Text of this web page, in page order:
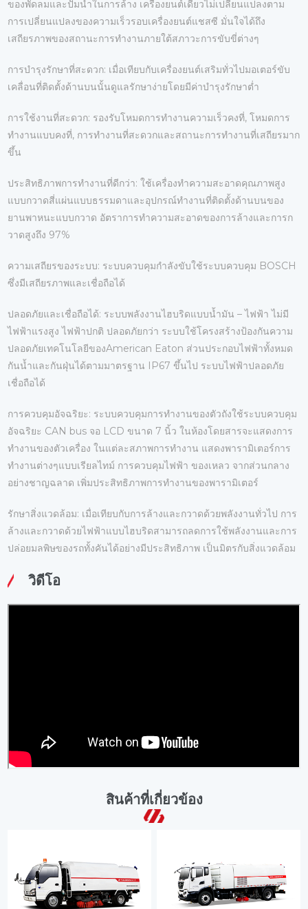
ของพัดลมและปั๊มน้ำในการล้าง เครื่องยนต์เดี่ยวไม่เปลี่ยนแปลงตาม
การเปลี่ยนแปลงของความเร็วรอบเครื่องยนต์แชสซี มั่นใจได้ถึง
เสถียรภาพของสถานะการทำงานภายใต้สภาวะการขับขี่ต่างๆ
การบำรุงรักษาที่สะดวก: เมื่อเทียบกับเครื่องยนต์เสริมทั่วไปมอเตอร์ขับ
เคลื่อนที่ติดตั้งด้านบนนั้นดูแลรักษาง่ายโดยมีค่าบำรุงรักษาต่ำ
การใช้งานที่สะดวก: รองรับโหมดการทำงานความเร็วคงที่, โหมดการ
ทำงานแบบคงที่, การทำงานที่สะดวกและสถานะการทำงานที่เสถียรมาก
ขึ้น
ประสิทธิภาพการทำงานที่ดีกว่า: ใช้เครื่องทำความสะอาดคุณภาพสูง
แบบกวาดสี่แผ่นแบบธรรมดาและอุปกรณ์ทำงานที่ติดตั้งด้านบนของ
ยานพาหนะแบบกวาด อัตราการทำความสะอาดของการล้างและการก
วาดสูงถึง 97%
ความเสถียรของระบบ: ระบบควบคุมกำลังขับใช้ระบบควบคุม BOSCH
ซึ่งมีเสถียรภาพและเชื่อถือได้
ปลอดภัยและเชื่อถือได้: ระบบพลังงานไฮบริดแบบน้ำมัน – ไฟฟ้า ไม่มี
ไฟฟ้าแรงสูง ไฟฟ้าปกติ ปลอดภัยกว่า ระบบใช้โครงสร้างป้องกันความ
ปลอดภัยเทคโนโลยีของAmerican Eaton ส่วนประกอบไฟฟ้าทั้งหมด
กันน้ำและกันฝุ่นได้ตามมาตรฐาน IP67 ขึ้นไป ระบบไฟฟ้าปลอดภัย
เชื่อถือได้
การควบคุมอัจฉริยะ: ระบบควบคุมการทำงานของตัวถังใช้ระบบควบคุม
อัจฉริยะ CAN bus จอ LCD ขนาด 7 นิ้ว ในห้องโดยสารจะแสดงการ
ทำงานของตัวเครื่อง ในแต่ละสภาพการทำงาน แสดงพารามิเตอร์การ
ทำงานต่างๆแบบเรียลไทม์ การควบคุมไฟฟ้า ของเหลว จากส่วนกลาง
อย่างชาญฉลาด เพิ่มประสิทธิภาพการทำงานของพารามิเตอร์
รักษาสิ่งแวดล้อม: เมื่อเทียบกับการล้างและกวาดด้วยพลังงานทั่วไป การ
ล้างและกวาดด้วยไฟฟ้าแบบไฮบริดสามารถลดการใช้พลังงานและการ
ปล่อยมลพิษของรถทั้งคันได้อย่างมีประสิทธิภาพ เป็นมิตรกับสิ่งแวดล้อม
วิดีโอ
สินค้าที่เกี่ยวข้อง